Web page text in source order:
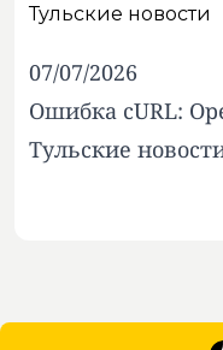
Тульские новости
07/07/2026
Ошибка cURL:
Тульские